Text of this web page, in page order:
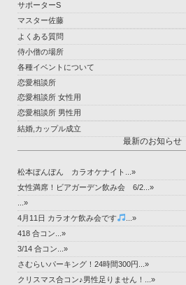
サポーターS
マスター佐藤
よくある質問
侍小僧の場所
各種イベントについて
恋愛相談所
恋愛相談所 女性用
恋愛相談所 男性用
結婚,カップル成立
最新のお知らせ
松本ぼんぼん カラオケナイト...»
女性満席！ビアガーデン飲み会 6/2...»
...»
4月11日 カラオケ飲み会です
...»
418 合コン...»
3/14 合コン...»
さむらいパーキング！24時間300円...»
クリスマス合コン♪男性足りません！...»